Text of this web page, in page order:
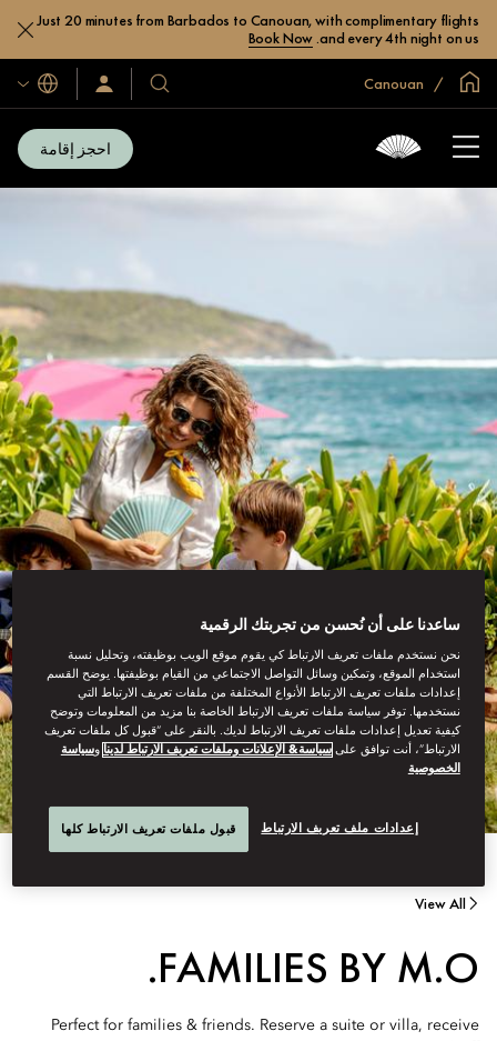
Just 20 minutes from Barbados to Canouan, with complimentary flights
and every 4th night on us.
Book Now
الصفحة الرئيسية العالمية
فنادقنا
ومنتجعاتنا
سجّل
الدخول/
اللغات
احجز إقامة
View All
FAMILIES BY M.O.
Perfect for families & friends. Reserve a suite or villa, receive
ساعدنا على أن نُحسن من تجربتك الرقمية
نحن نستخدم ملفات تعريف الارتباط كي يقوم موقع الويب بوظيفته، وتحليل نسبة
استخدام الموقع، وتمكين وسائل التواصل الاجتماعي من القيام بوظيفتها. يوضح القسم
إعدادات ملفات تعريف الارتباط الأنواع المختلفة من ملفات تعريف الارتباط التي
نستخدمها. توفر سياسة ملفات تعريف الارتباط الخاصة بنا مزيد من المعلومات وتوضح
كيفية تعديل إعدادات ملفات تعريف الارتباط لديك. بالنقر على “قبول كل ملفات تعريف
الارتباط”، أنت توافق علىسياسة& الإعلانات وملفات تعريف الارتباط لدينا وسياسة
الخصوصية
إعدادات ملف تعريف الارتباط قبول ملفات تعريف الارتباط كلها